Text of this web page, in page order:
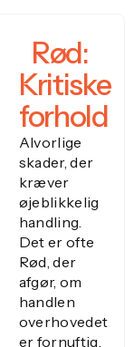
Rød:
Kritiske
forhold
Alvorlige
skader, der
kræver
øjeblikkelig
handling.
Det er ofte
Rød, der
afgør, om
handlen
overhovedet
er fornuftig,